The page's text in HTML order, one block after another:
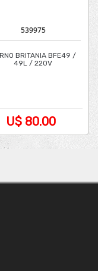
539975
BRITANIA BFE49 /
49L / 220V
U$ 80.00